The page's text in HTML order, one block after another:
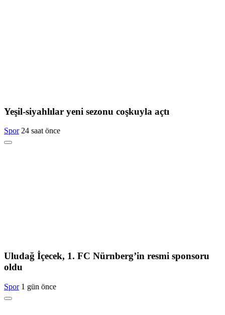
Yeşil-siyahlılar yeni sezonu coşkuyla açtı
Spor 24 saat önce
Uludağ İçecek, 1. FC Nürnberg’in resmi sponsoru
oldu
Spor 1 gün önce